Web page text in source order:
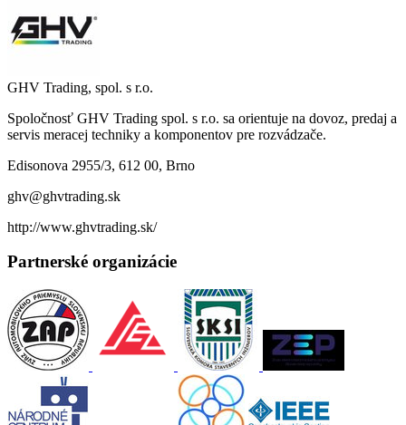
GHV Trading, spol. s r.o.
Spoločnosť GHV Trading spol. s r.o. sa orientuje na dovoz, predaj a
servis meracej techniky a komponentov pre rozvádzače.
Edisonova 2955/3, 612 00, Brno
ghv@ghvtrading.sk
http://www.ghvtrading.sk/
Partnerské organizácie